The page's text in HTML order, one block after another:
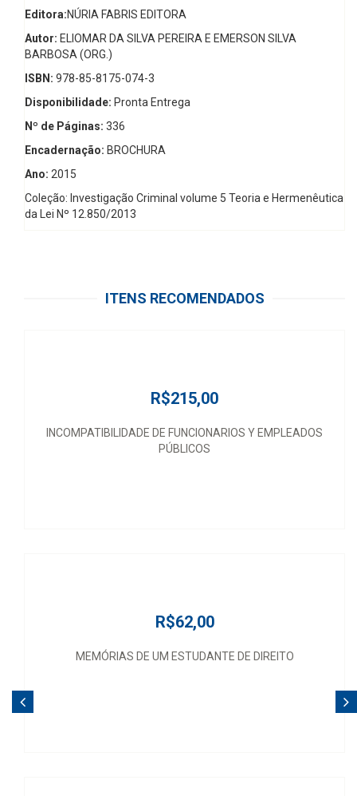
Editora:NÚRIA FABRIS EDITORA
Autor: ELIOMAR DA SILVA PEREIRA E EMERSON SILVA
BARBOSA (ORG.)
ISBN: 978-85-8175-074-3
Disponibilidade: Pronta Entrega
Nº de Páginas: 336
Encadernação: BROCHURA
Ano: 2015
Coleção: Investigação Criminal volume 5 Teoria e Hermenêutica
da Lei Nº 12.850/2013
ITENS RECOMENDADOS
R$215,00
INCOMPATIBILIDADE DE FUNCIONARIOS Y EMPLEADOS
PÚBLICOS
R$62,00
MEMÓRIAS DE UM ESTUDANTE DE DIREITO